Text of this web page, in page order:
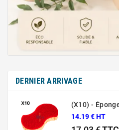
DERNIER ARRIVAGE
14.19 € HT